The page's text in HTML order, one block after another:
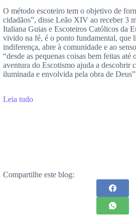
O método escoteiro tem o objetivo de
cidadãos”, disse Leão XIV ao receber 3
Italiana Guias e Escoteiros Católicos da
vivido na fé, é o ponto fundamental, que
indiferença, abre à comunidade e ao
“desde as pequenas coisas bem feitas
aventura do Escotismo ajuda a descobrir
iluminada e envolvida pela obra de
Leia tudo
Compartilhe este blog: